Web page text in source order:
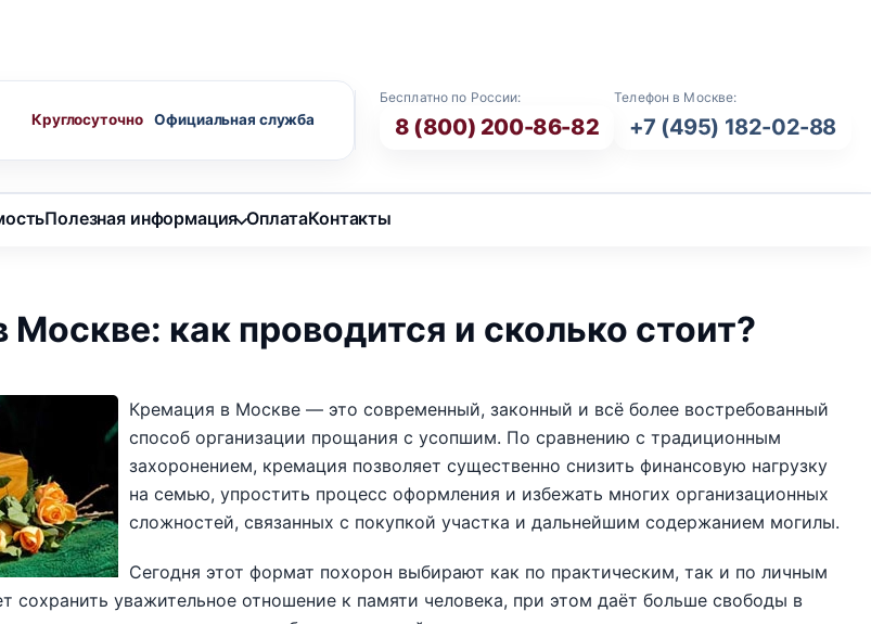
Бесплатно по России:
8 (800) 200-86-82
Телефон в Москве:
+7 (495) 182-02-88
Круглосуточно
Полезная информация ОплатаКонтакты
как проводится и сколько стоит?
Кремация в Москве — это современный, законный и всё более востребованный
способ организации прощания с усопшим. По сравнению с традиционным
захоронением, кремация позволяет существенно снизить финансовую нагрузку
на семью, упростить процесс оформления и избежать многих организационных
сложностей, связанных с покупкой участка и дальнейшим содержанием могилы.
Сегодня этот формат похорон выбирают как по практическим, так и по личным
сохранить уважительное отношение к памяти человека, при этом даёт больше свободы в